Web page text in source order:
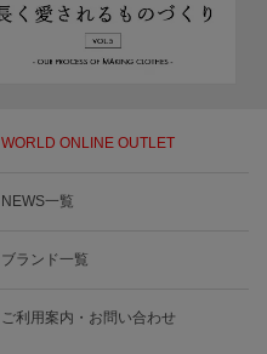
WORLD ONLINE OUTLET
NEWS一覧
ブランド一覧
ご利用案内・お問い合わせ